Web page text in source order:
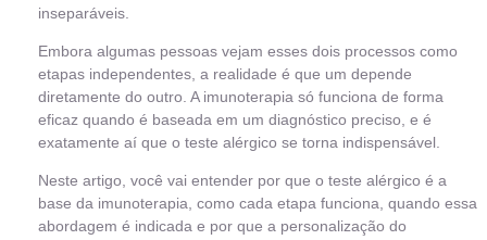
inseparáveis.
Embora algumas pessoas vejam esses dois processos como
etapas independentes, a realidade é que um depende
diretamente do outro. A imunoterapia só funciona de forma
eficaz quando é baseada em um diagnóstico preciso, e é
exatamente aí que o teste alérgico se torna indispensável.
Neste artigo, você vai entender por que o teste alérgico é a
base da imunoterapia, como cada etapa funciona, quando essa
abordagem é indicada e por que a personalização do